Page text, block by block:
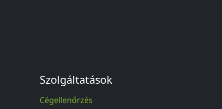
Szolgáltatások
Cégellenőrzés